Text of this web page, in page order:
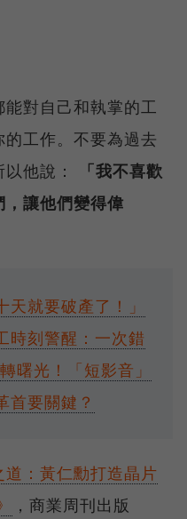
對自己和執掌的工
工作。不要為過去
他說：
「我不喜歡
讓他們變得偉
天就要破產了！」
時刻警醒：一次錯
曙光！「短影音」
首要關鍵？
道：黃仁勳打造晶片
，商業周刊出版